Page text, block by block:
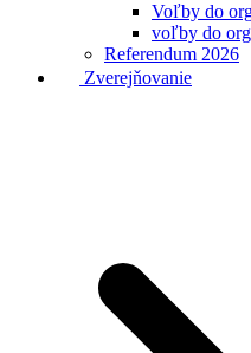
Voľby do
voľby do
Referendum 2026
Zverejňovanie